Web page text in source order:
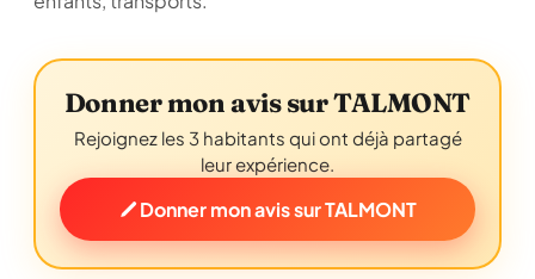
Donner mon avis sur TALMONT
Rejoignez les 3 habitants qui ont déjà partagé
leur expérience.
Donner mon avis sur TALMONT